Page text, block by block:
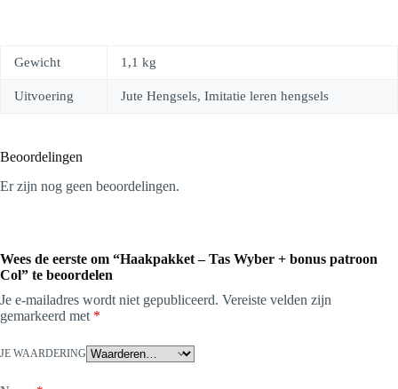
Gewicht 1,1 kg
Uitvoering Jute Hengsels, Imitatie leren hengsels
Beoordelingen
Er zijn nog geen beoordelingen.
Wees de eerste om “Haakpakket – Tas Wyber + bonus patroon
Col” te beoordelen
Je e-mailadres wordt niet gepubliceerd. Vereiste velden zijn
gemarkeerd met *
JE WAARDERING